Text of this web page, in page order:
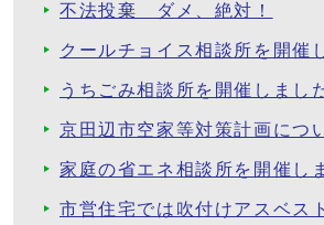
不法投棄 ダメ、絶対！
クールチョイス相談所を開催
うちごみ相談所を開催しまし
京田辺市空家等対策計画につ
家庭の省エネ相談所を開催し
市営住宅では吹付けアスベス